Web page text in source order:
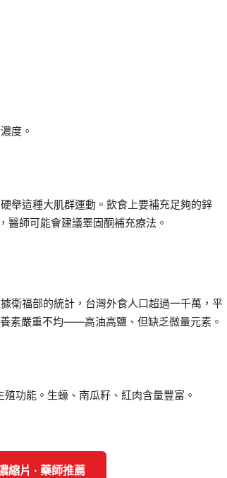
度。
舉這種大肌群運動。飲食上要補充足夠的鋅
醫師可能會建議睪固酮補充療法。
衛福部的統計，台灣外食人口超過一千萬，平
素嚴重不均——高油高鹽、但缺乏微量元素。
功能。生蠔、南瓜籽、紅肉含量豐富。
縮片 · 藥師推薦